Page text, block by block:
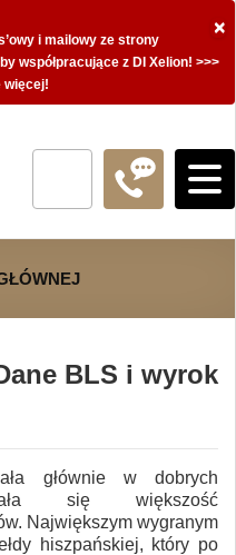
×
i mailowy ze strony
współpracujące z DI Xelion! >>>
więcej!
BLS i wyrok
głównie w dobrych
się większość
Największym wygranym
hiszpańskiej, który po